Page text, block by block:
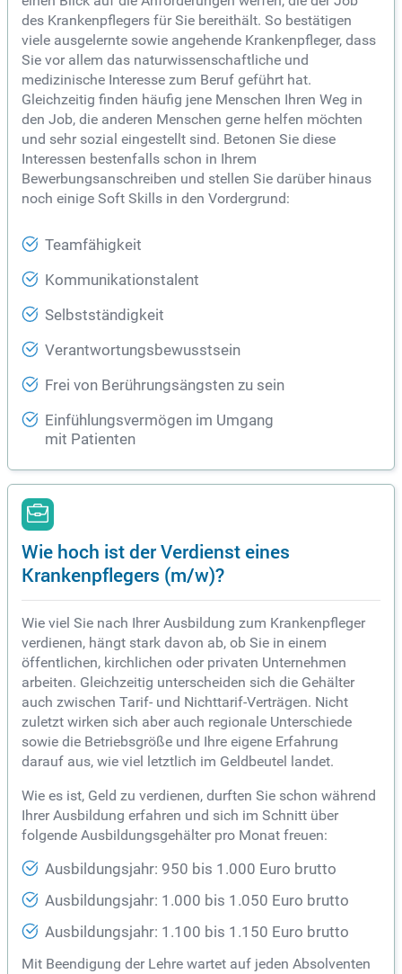
des Krankenpflegers für Sie bereithält. So bestätigen
viele ausgelernte sowie angehende Krankenpfleger, dass
Sie vor allem das naturwissenschaftliche und
medizinische Interesse zum Beruf geführt hat.
Gleichzeitig finden häufig jene Menschen Ihren Weg in
den Job, die anderen Menschen gerne helfen möchten
und sehr sozial eingestellt sind. Betonen Sie diese
Interessen bestenfalls schon in Ihrem
Bewerbungsanschreiben und stellen Sie darüber hinaus
noch einige Soft Skills in den Vordergrund:
Teamfähigkeit
Kommunikationstalent
Selbstständigkeit
Verantwortungsbewusstsein
Frei von Berührungsängsten zu sein
Einfühlungsvermögen im Umgang
mit Patienten
Wie hoch ist der Verdienst eines
Krankenpflegers (m/w)?
Wie viel Sie nach Ihrer Ausbildung zum Krankenpfleger
verdienen, hängt stark davon ab, ob Sie in einem
öffentlichen, kirchlichen oder privaten Unternehmen
arbeiten. Gleichzeitig unterscheiden sich die Gehälter
auch zwischen Tarif- und Nichttarif-Verträgen. Nicht
zuletzt wirken sich aber auch regionale Unterschiede
sowie die Betriebsgröße und Ihre eigene Erfahrung
darauf aus, wie viel letztlich im Geldbeutel landet.
Wie es ist, Geld zu verdienen, durften Sie schon während
Ihrer Ausbildung erfahren und sich im Schnitt über
folgende Ausbildungsgehälter pro Monat freuen:
Ausbildungsjahr: 950 bis 1.000 Euro brutto
Ausbildungsjahr: 1.000 bis 1.050 Euro brutto
Ausbildungsjahr: 1.100 bis 1.150 Euro brutto
Mit Beendigung der Lehre wartet auf jeden Absolventen